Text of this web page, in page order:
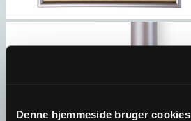
Denne hjemmeside bruger cookies